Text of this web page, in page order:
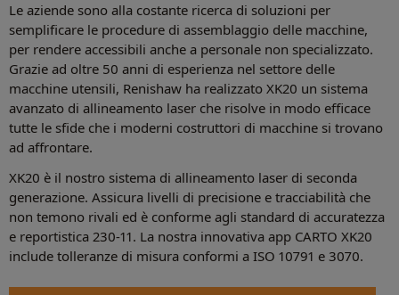
Le aziende sono alla costante ricerca di soluzioni per
semplificare le procedure di assemblaggio delle macchine,
per rendere accessibili anche a personale non specializzato.
Grazie ad oltre 50 anni di esperienza nel settore delle
macchine utensili, Renishaw ha realizzato XK20 un sistema
avanzato di allineamento laser che risolve in modo efficace
tutte le sfide che i moderni costruttori di macchine si trovano
ad affrontare.
XK20 è il nostro sistema di allineamento laser di seconda
generazione. Assicura livelli di precisione e tracciabilità che
non temono rivali ed è conforme agli standard di accuratezza
e reportistica 230-11. La nostra innovativa app CARTO XK20
include tolleranze di misura conformi a ISO 10791 e 3070.